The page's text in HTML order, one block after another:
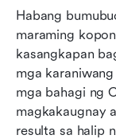
Habang
maraming
kasangkapan
mga
mga bahagi ng
magkakaugnay
resulta sa halip